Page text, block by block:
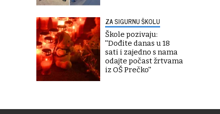
ZA SIGURNU ŠKOLU
Škole pozivaju:
''Dođite danas u 18
sati i zajedno s nama
odajte počast žrtvama
iz OŠ Prečko''